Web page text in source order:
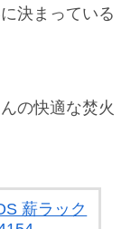
決まっている
の快適な焚火
薪ラック